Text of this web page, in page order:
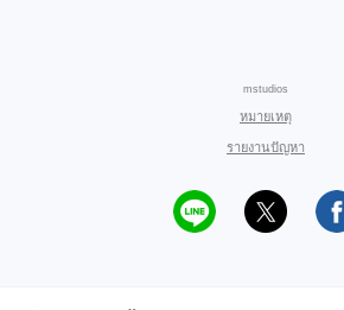
mstudios
หมายเหตุ
รายงานปัญหา